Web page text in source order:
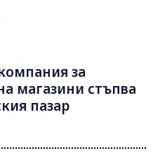
за
магазини стъпва
пазар